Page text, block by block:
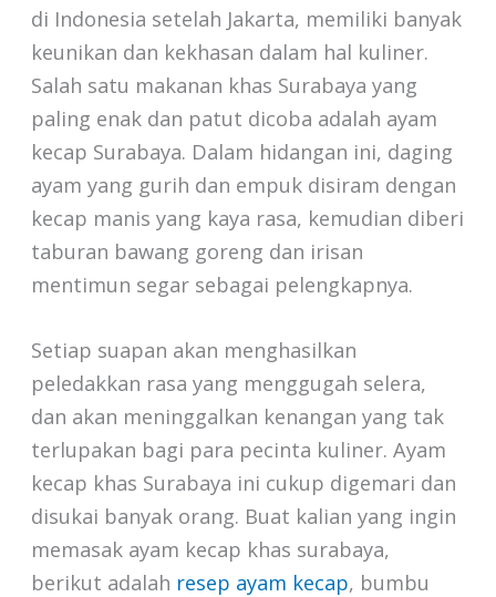
di Indonesia setelah Jakarta, memiliki banyak
keunikan dan kekhasan dalam hal kuliner.
Salah satu makanan khas Surabaya yang
paling enak dan patut dicoba adalah ayam
kecap Surabaya. Dalam hidangan ini, daging
ayam yang gurih dan empuk disiram dengan
kecap manis yang kaya rasa, kemudian diberi
taburan bawang goreng dan irisan
mentimun segar sebagai pelengkapnya.
Setiap suapan akan menghasilkan
peledakkan rasa yang menggugah selera,
dan akan meninggalkan kenangan yang tak
terlupakan bagi para pecinta kuliner. Ayam
kecap khas Surabaya ini cukup digemari dan
disukai banyak orang. Buat kalian yang ingin
memasak ayam kecap khas surabaya,
berikut adalah resep ayam kecap, bumbu